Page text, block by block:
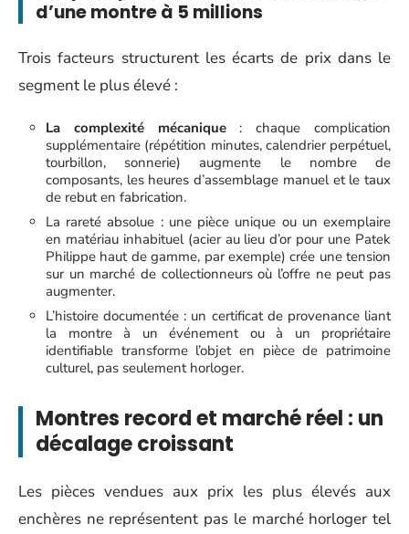
d’une montre à 5 millions
Trois facteurs structurent les écarts de prix dans le
segment le plus élevé :
La complexité mécanique: chaque complication
supplémentaire (répétition minutes, calendrier perpétuel,
tourbillon, sonnerie) augmente le nombre de
composants, les heures d’assemblage manuel et le taux
de rebut en fabrication.
La rareté absolue : une pièce unique ou un exemplaire
en matériau inhabituel (acier au lieu d’or pour une Patek
Philippe haut de gamme, par exemple) crée une tension
sur un marché de collectionneurs où l’offre ne peut pas
augmenter.
L’histoire documentée : un certificat de provenance liant
la montre à un événement ou à un propriétaire
identifiable transforme l’objet en pièce de patrimoine
culturel, pas seulement horloger.
Montres record et marché réel : un
décalage croissant
Les pièces vendues aux prix les plus élevés aux
enchères ne représentent pas le marché horloger tel